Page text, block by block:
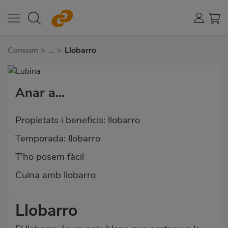
Consum > ... > Llobarro
Anar a...
Propietats i beneficis: llobarro
Temporada: llobarro
T'ho posem fàcil
Cuina amb llobarro
Llobarro